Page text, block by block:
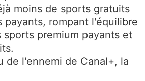
moins de sports gratuits
payants, rompant l'équilibre
premium payants et
de l'ennemi de Canal+, la